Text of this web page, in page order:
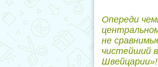
Опереди
не
чистейший
Швейцарии»!